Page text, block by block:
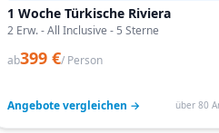
1 Woche Türkische Riviera
2 Erw. - All Inclusive - 5 Sterne
ab399 €/ Person
Angebote vergleichen → über 80